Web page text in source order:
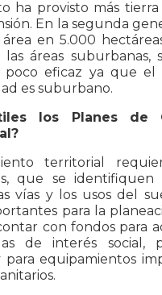
ha provisto más tierra
En la segunda
en 5.000
las áreas suburbanas,
poco eficaz ya que
es suburbano.
los Planes de
territorial
que se identifiquen
vías y los usos del
para la
con fondos para
de interés social,
para equipamientos